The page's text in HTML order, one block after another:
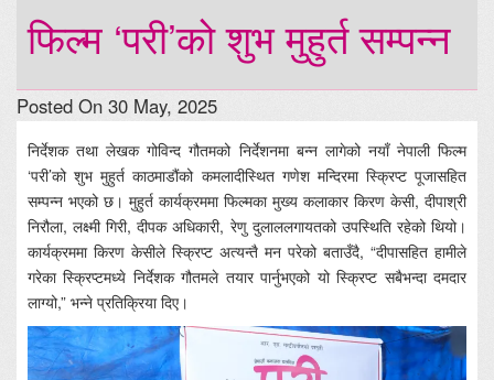
फिल्म ‘परी’को शुभ मुहुर्त सम्पन्न
Posted On 30 May, 2025
निर्देशक तथा लेखक गोविन्द गौतमको निर्देशनमा बन्न लागेको नयाँ नेपाली फिल्म
‘परी’को शुभ मुहुर्त काठमाडौंको कमलादीस्थित गणेश मन्दिरमा स्क्रिप्ट पूजासहित
सम्पन्न भएको छ। मुहुर्त कार्यक्रममा फिल्मका मुख्य कलाकार किरण केसी, दीपाश्री
निरौला, लक्ष्मी गिरी, दीपक अधिकारी, रेणु दुलाललगायतको उपस्थिति रहेको थियो।
कार्यक्रममा किरण केसीले स्क्रिप्ट अत्यन्तै मन परेको बताउँदै, “दीपासहित हामीले
गरेका स्क्रिप्टमध्ये निर्देशक गौतमले तयार पार्नुभएको यो स्क्रिप्ट सबैभन्दा दमदार
लाग्यो,” भन्ने प्रतिक्रिया दिए।